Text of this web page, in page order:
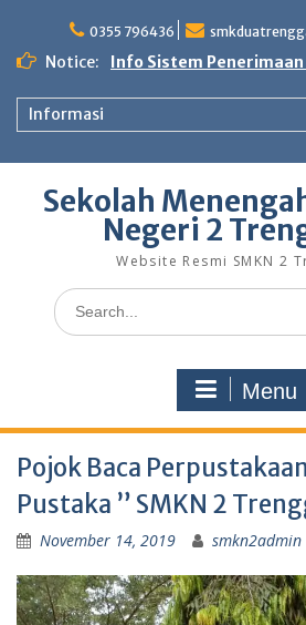
content
0355 796436
Notice: Info Sistem
Informasi
Sekolah
Negeri 2
Website Resmi SMKN 2
Search
for:
Menu
Pojok Baca
Pustaka ” SMKN 2
November 14, 2019 smkn2admin